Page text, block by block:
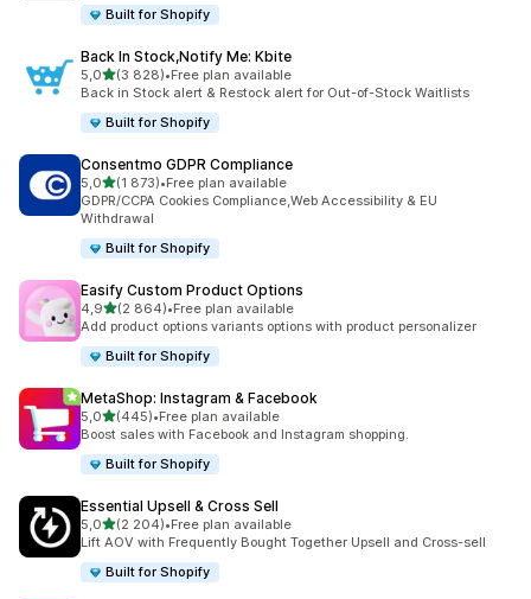
Built for Shopify
Back In Stock,Notify Me: Kbite
5,0/ 5 tähteä
(3 828)
3828 arvostelua yhteensä
•Free plan available
Back in Stock alert & Restock alert for Out-of-Stock Waitlists
Built for Shopify
Consentmo GDPR Compliance
5,0/ 5 tähteä
(1 873)
1873 arvostelua yhteensä
•Free plan available
GDPR/CCPA Cookies Compliance,Web Accessibility & EU
Withdrawal
Built for Shopify
Easify Custom Product Options
4,9/ 5 tähteä
(2 864)
2864 arvostelua yhteensä
•Free plan available
Add product options variants options with product personalizer
Built for Shopify
MetaShop: Instagram & Facebook
5,0/ 5 tähteä
(445)
445 arvostelua yhteensä
•Free plan available
Boost sales with Facebook and Instagram shopping.
Built for Shopify
Essential Upsell & Cross Sell
5,0/ 5 tähteä
(2 204)
2204 arvostelua yhteensä
•Free plan available
Lift AOV with Frequently Bought Together Upsell and Cross-sell
Built for Shopify